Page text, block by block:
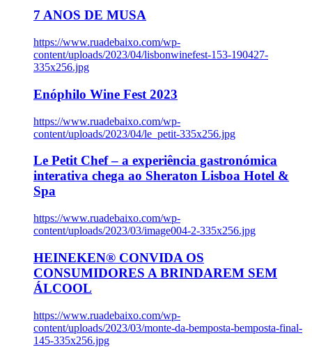
7 ANOS DE MUSA
https://www.ruadebaixo.com/wp-
content/uploads/2023/04/lisbonwinefest-153-190427-
335x256.jpg
Enóphilo Wine Fest 2023
https://www.ruadebaixo.com/wp-
content/uploads/2023/04/le_petit-335x256.jpg
Le Petit Chef – a experiência gastronómica
interativa chega ao Sheraton Lisboa Hotel &
Spa
https://www.ruadebaixo.com/wp-
content/uploads/2023/03/image004-2-335x256.jpg
HEINEKEN® CONVIDA OS
CONSUMIDORES A BRINDAREM SEM
ÁLCOOL
https://www.ruadebaixo.com/wp-
content/uploads/2023/03/monte-da-bemposta-bemposta-final-
145-335x256.jpg